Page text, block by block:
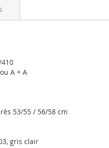
A + A
53/55 / 56/58 cm
gris clair